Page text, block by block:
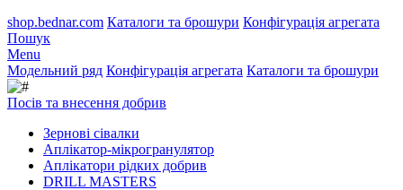
shop.bednar.com Каталоги та брошури Конфігурація агрегата
Пошук
Menu
Модельний ряд Конфігурація агрегата Каталоги та брошури
Посів та внесення добрив
Зернові сівалки
Аплікатор-мікрогранулятор
Аплікатори рідких добрив
DRILL MASTERS